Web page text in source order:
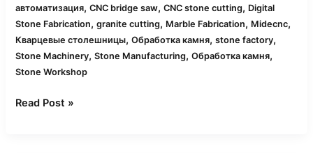
автоматизация,CNC bridge saw,CNC stone cutting, Digital
Stone Fabrication,granite cutting, Marble Fabrication, Midecnc,
Кварцевые столешницы,Обработка камня,stone factory,
Stone Machinery,Stone Manufacturing,Обработка камня,
Stone Workshop
Read Post »